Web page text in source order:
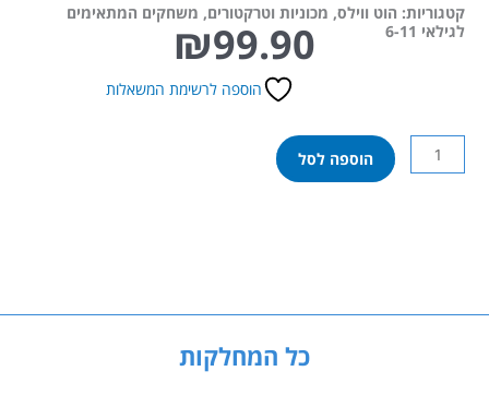
קטגוריות: הוט ווילס, מכוניות וטרקטורים, משחקים המתאימים
לגילאי 6-11
₪99.90
הוספה לרשימת המשאלות
כמות
של
הוספה לסל
כל המחלקות